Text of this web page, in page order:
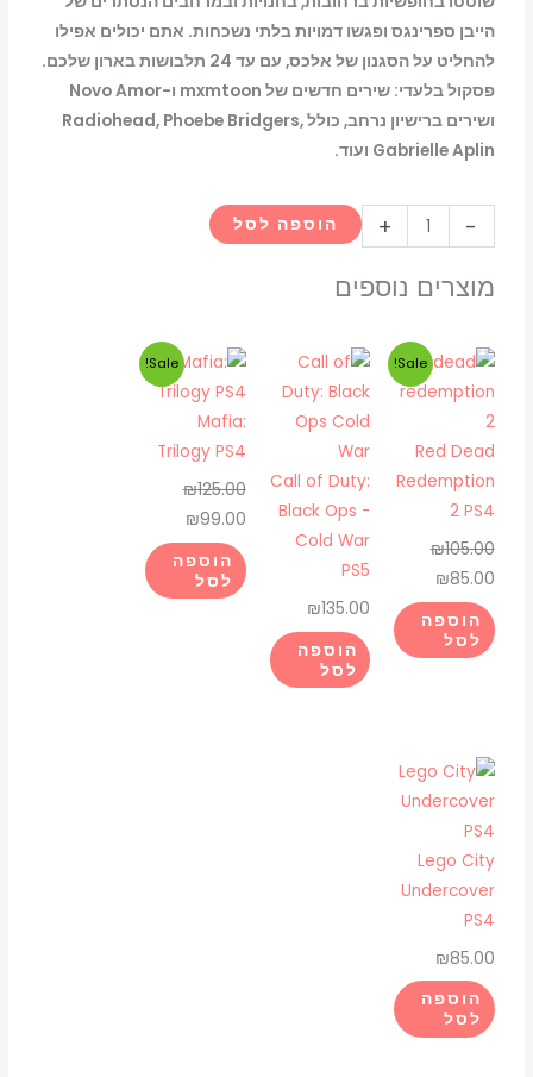
הייבן ספרינגס ופגשו דמויות בלתי נשכחות. אתם יכולים אפילו
להחליט על הסגנון של אלכס, עם עד 24 תלבושות בארון שלכם.
פסקול בלעדי: שירים חדשים של mxmtoon ו-Novo Amor
ושירים ברישיון נרחב, כולל Radiohead, Phoebe Bridgers,
Gabrielle Aplin ועוד.
-
של
Life
True
Colors
-
PS5
+ הוספה לסל
מוצרים נוספים
Red Dead
Redemption
2 PS4
Sale!
₪105.00
המחיר
המקורי
היה:
₪105.00.
₪85.00
המחיר
הנוכחי
₪85.00.
הוספה
לסל
Call of Duty:
Black Ops -
Cold War
PS5
₪135.00
הוספה
לסל
Mafia:
Trilogy PS4
Sale!
₪125.00
המחיר
המקורי
היה:
₪125.00.
₪99.00
המחיר
הנוכחי
₪99.00.
הוספה
לסל
Lego City
Undercover
PS4
₪85.00
הוספה
לסל